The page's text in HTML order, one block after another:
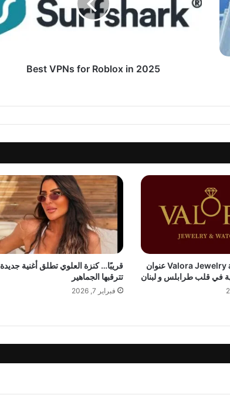
V
o
o
i
0
Best VPNs for Roblox in 2025
Valora Jewelry and Watches عنوان
في قلب طرابلس و لبنان
قريبًا… كنزة العلوي تطلق أغنية جديدة
تترقبها الجماهير
فبراير 7, 2026